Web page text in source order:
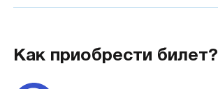
Как приобрести билет?